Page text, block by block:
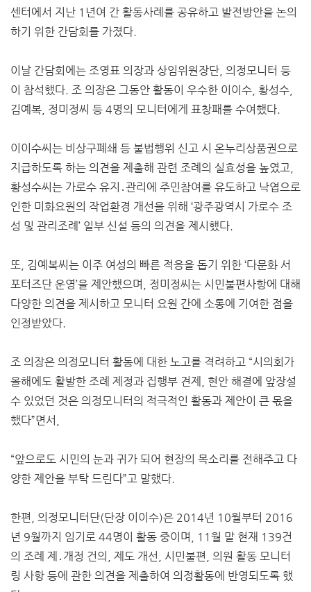
센터에서 지난 1년여 간 활동사례를 공유하고 발전방안을 논의
하기 위한 간담회를 가졌다.
이날 간담회에는 조영표 의장과 상임위원장단, 의정모니터 등
이 참석했다. 조 의장은 그동안 활동이 우수한 이이수, 황성수,
김예복, 정미정씨 등 4명의 모니터에게 표창패를 수여했다.
이이수씨는 비상구폐쇄 등 불법행위 신고 시 온누리상품권으로
지급하도록 하는 의견을 제출해 관련 조례의 실효성을 높였고,
황성수씨는 가로수 유지․관리에 주민참여를 유도하고 낙엽으로
인한 미화요원의 작업환경 개선을 위해 ‘광주광역시 가로수 조
성 및 관리조례’ 일부 신설 등의 의견을 제시했다.
또, 김예복씨는 이주 여성의 빠른 적응을 돕기 위한 ‘다문화 서
포터즈단 운영’을 제안했으며, 정미정씨는 시민불편사항에 대해
다양한 의견을 제시하고 모니터 요원 간에 소통에 기여한 점을
인정받았다.
조 의장은 의정모니터 활동에 대한 노고를 격려하고 “시의회가
올해에도 활발한 조례 제정과 집행부 견제, 현안 해결에 앞장설
수 있었던 것은 의정모니터의 적극적인 활동과 제안이 큰 몫을
했다”면서,
“앞으로도 시민의 눈과 귀가 되어 현장의 목소리를 전해주고 다
양한 제안을 부탁 드린다”고 말했다.
한편, 의정모니터단(단장 이이수)은 2014년 10월부터 2016
년 9월까지 임기로 44명이 활동 중이며, 11월 말 현재 139건
의 조례 제․개정 건의, 제도 개선, 시민불편, 의원 활동 모니터
링 사항 등에 관한 의견을 제출하여 의정활동에 반영되도록 했